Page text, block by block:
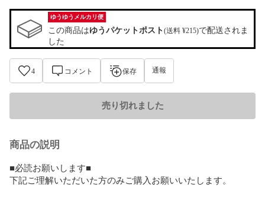
ゆうゆうメルカリ便
この商品はゆうパケットポスト(送料 ¥215)で配送されま
した
4 コメント 保存 通報
売り切れました
商品の説明
■必読お願いします■
下記ご理解いただいた方のみご購入お願いいたします。